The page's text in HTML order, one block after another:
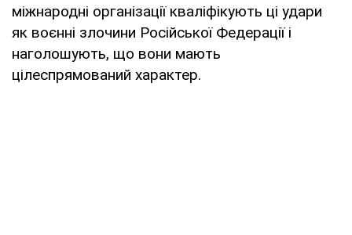
міжнародні організації кваліфікують ці удари
як воєнні злочини Російської Федерації і
наголошують, що вони мають
цілеспрямований характер.